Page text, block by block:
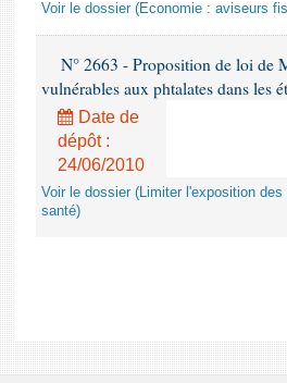
Voir le dossier (Economie : aviseurs
N° 2663 - Proposition de loi de
vulnérables aux phtalates dans les
Date de
dépôt :
24/06/2010
Voir le dossier (Limiter l'exposition
santé)